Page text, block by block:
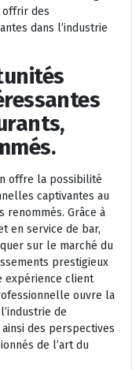
des
dans l’industrie
offre la possibilité
captivantes au
renommés. Grâce à
en service de bar,
sur le marché du
prestigieux
expérience client
ouvre la
de
des perspectives
de l’art du